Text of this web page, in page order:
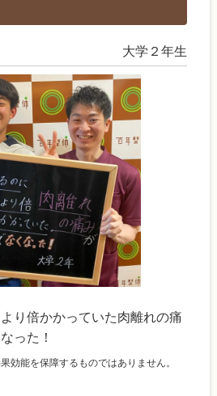
大学２年生
り倍かかっていた肉離れの痛
った！
効能を保障するものではありません。